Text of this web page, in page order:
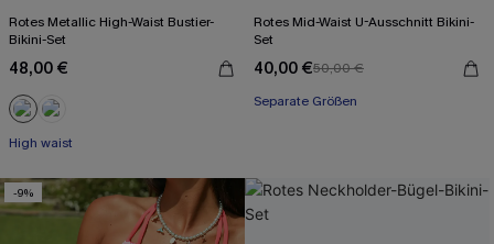
Rotes Metallic High-Waist Bustier-
Bikini-Set
48,00 €
High waist
Rotes Mid-Waist U-Ausschnitt Bikini-
Set
40,00 €50,00 €
Separate Größen
-9%